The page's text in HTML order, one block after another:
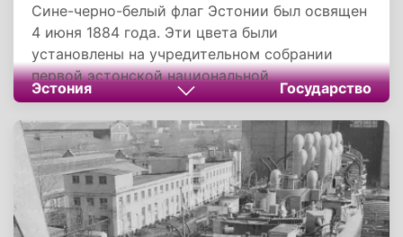
Сине-черно-белый флаг Эстонии был освящен
4 июня 1884 года. Эти цвета были
установлены на учредительном собрании
первой эстонской национальной
студенческой корпорации «Вирония», со
временем триколор стал символизировать
эстонское национальное достоинство и
стремление к независимости. Законом о
Государственном флаге, вступившем в силу 1
января 2006 года установлено 13 праздничных
дней и знаменательных дат, когда органы
Эстония Государство